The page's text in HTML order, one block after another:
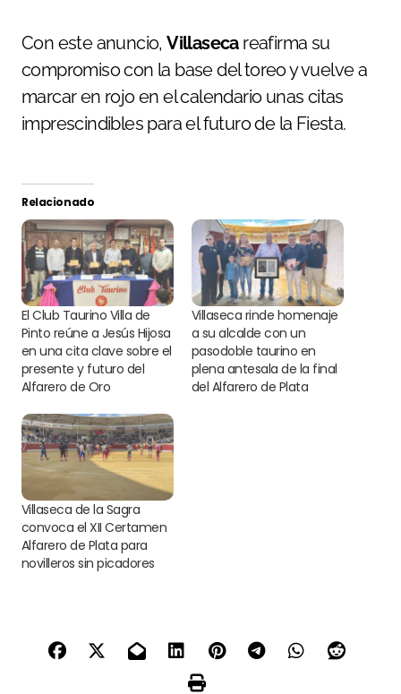
Con este anuncio,Villasecareafirma su
compromiso con la base del toreo y vuelve a
marcar en rojo en el calendario unas citas
imprescindibles para el futuro de la Fiesta.
Relacionado
El Club Taurino Villa de
Pinto reúne a Jesús Hijosa
en una cita clave sobre el
presente y futuro del
Alfarero de Oro
Villaseca rinde homenaje
a su alcalde con un
pasodoble taurino en
plena antesala de la final
del Alfarero de Plata
Villaseca de la Sagra
convoca el XII Certamen
Alfarero de Plata para
novilleros sin picadores